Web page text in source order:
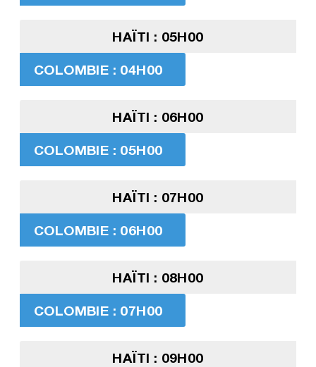
HAÏTI : 05H00
COLOMBIE : 04H00
HAÏTI : 06H00
COLOMBIE : 05H00
HAÏTI : 07H00
COLOMBIE : 06H00
HAÏTI : 08H00
COLOMBIE : 07H00
HAÏTI : 09H00